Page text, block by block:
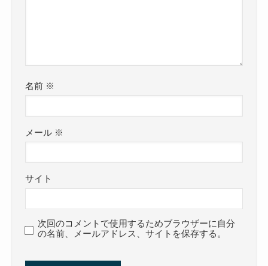
名前 ※
メール ※
サイト
次回のコメントで使用するためブラウザーに自分
の名前、メールアドレス、サイトを保存する。